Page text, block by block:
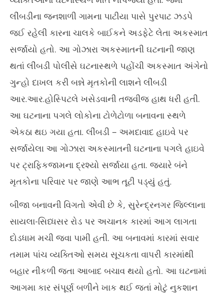
લીંબડીના જનશાળી ગામના પાટીયા પાસે પુરપાટ ઝડપે
જઈ રહેલી કારના ચાલકે બાઈકને અડફેટે લેતા અકસ્માત
સર્જાયો હતો. આ ગોઝારા અકસ્માતની ઘટનાની જાણ
થતાં લીંબડી પોલીસે ઘટનાસ્થળે પહોંચી અકસ્માત અંગેનો
ગુન્હો દાખલ કરી બન્ને મૃતકોની લાશને લીંબડી
આર.આર.હોસ્પિટલે ખસેડવાની તજવીજ હાથ ધરી હતી.
આ ઘટનાના પગલે લોકોના ટોળેટોળા બનાવના સ્થળે
એકઠા થઇ ગયા હતા. લીંબડી – અમદાવાદ હાઇવે પર
સર્જાયેલા આ ગોઝારા અકસ્માતની ઘટનાના પગલે હાઇવે
પર ટ્રાફિકજામના દ્રશ્યો સર્જાયા હતા. જ્યારે બંને
મૃતકોના પરિવાર પર જાણે આભ તૂટી પડ્યું હતું.
બીજા બનાવની વિગતો એવી છે કે, સુરેન્દ્રનગર જિલ્લાના
સાયલા-સિધ્ધસર રોડ પર અચાનક કારમાં આગ લાગતા
દોડધામ મચી જવા પામી હતી. આ બનાવમાં કારમાં સવાર
તમામ પાંચ વ્યક્તિઓ સમય સૂચકતા વાપરી કારમાંથી
બહાર નીકળી જતા આબાદ બચાવ થયો હતો. આ ઘટનામાં
આગમા કાર સંપૂર્ણ બળીને ખાક થઈ જતાં મોટું નુકશાન